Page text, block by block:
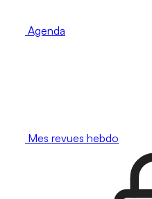
Agenda
Mes revues hebdo